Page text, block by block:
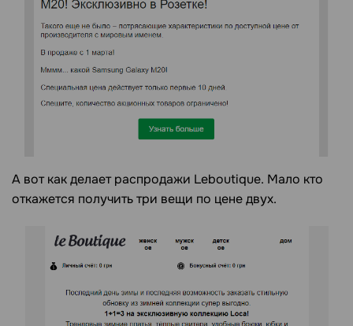
А вот как делает распродажи Leboutique. Мало кто
откажется получить три вещи по цене двух.